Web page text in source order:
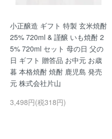
小正醸造 ギフト 特製 玄米焼酎
25% 720ml & 謹醸 いも焼酎 2
5% 720ml セット 母の日 父の
日 ギフト 贈答品 お中元 お歳
暮 本格焼酎 焼酎 鹿児島 発売
元 株式会社片山
3,498円(税318円)